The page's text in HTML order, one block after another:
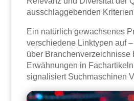
ausschlaggebenden
Ein natürlich gewachsenes
verschiedene Linktypen auf
über Branchenverzeichnisse
Erwähnungen in
signalisiert Suchmaschinen